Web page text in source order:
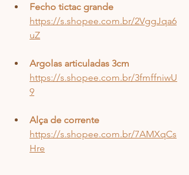
Fecho tictac grande
https://s.shopee.com.br/2VggJqa6
uZ
Argolas articuladas 3cm
https://s.shopee.com.br/3fmffniwU
9
Alça de corrente
https://s.shopee.com.br/7AMXqCs
Hre